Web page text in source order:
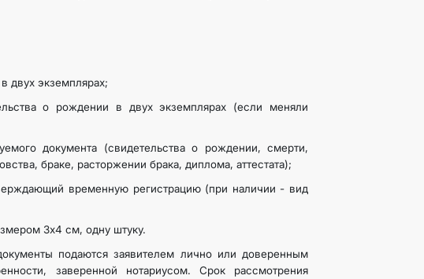
двух экземплярах;
о рождении в двух экземплярах (если меняли
документа (свидетельства о рождении, смерти,
браке, расторжении брака, диплома, аттестата);
временную регистрацию (при наличии - вид
3х4 см, одну штуку.
подаются заявителем лично или доверенным
заверенной нотариусом. Срок рассмотрения